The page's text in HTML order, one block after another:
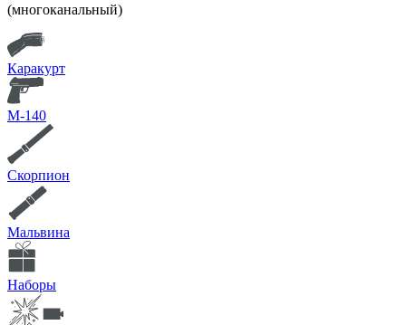
(многоканальный)
Каракурт
М-140
Скорпион
Мальвина
Наборы